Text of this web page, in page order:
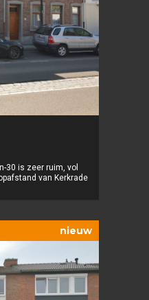
30 is zeer ruim, vol
van Kerkrade
nieuw